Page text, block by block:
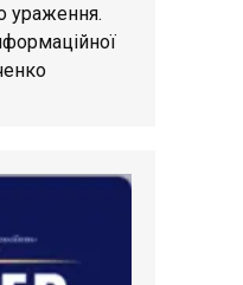
ураження.